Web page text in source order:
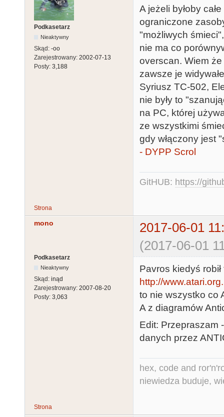
Podkasetarz
Nieaktywny
Skąd: -oo
Zarejestrowany: 2002-07-13
Posty: 3,188
A jeżeli byłoby
ograniczone
"możliwych
nie ma co
overscan. Wiem
zawsze je
Syriusz TC-502,
nie były to
na PC, której
ze wszystkimi
gdy włączony jest
- DYPP Scrol
GitHUB: https://
Strona
mono
2017-06-01
(2017-06-01
Podkasetarz
Nieaktywny
Skąd: inąd
Zarejestrowany: 2007-08-20
Posty: 3,063
Pavros kiedyś
http://
to nie wszystko co
A z diagramów
Edit: Przepraszam
danych przez
hex, code and
niewiedza buduje,
Strona